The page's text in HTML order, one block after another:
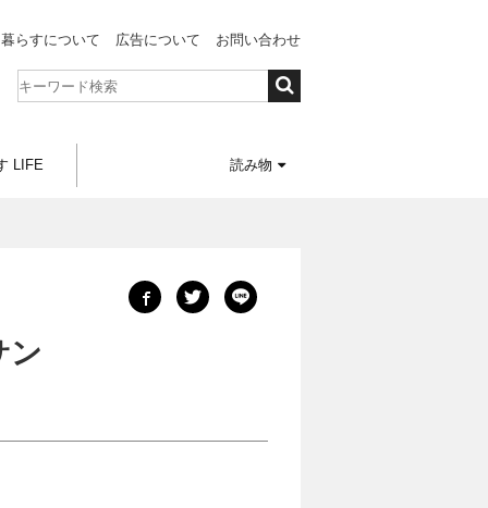
暮らすについて 広告について お問い合わせ
LIFE 読み物
ン